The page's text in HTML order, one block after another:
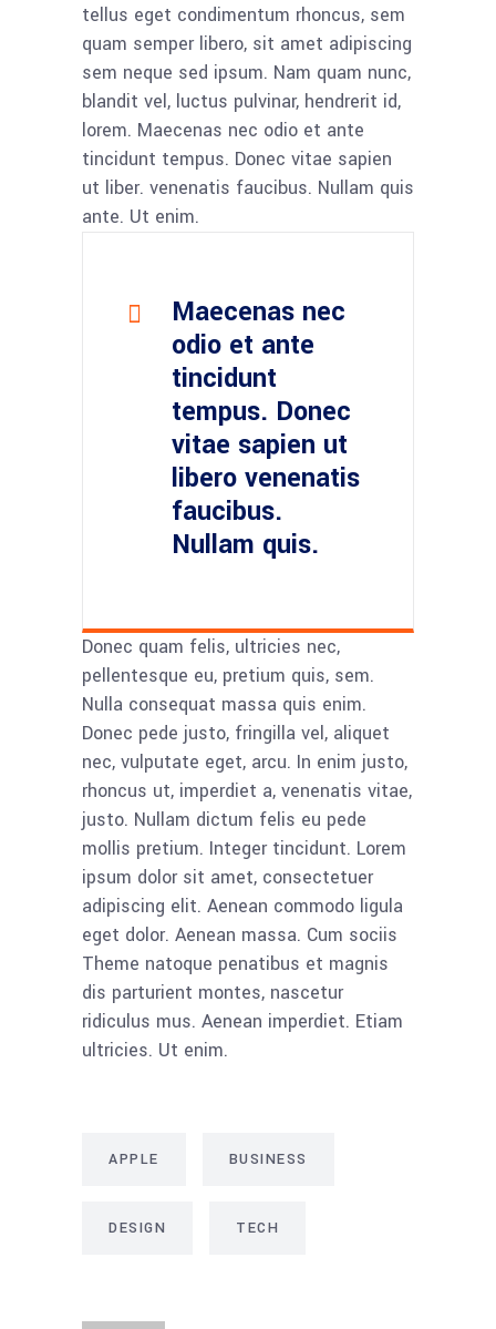
tellus eget condimentum rhoncus, sem
quam semper libero, sit amet adipiscing
sem neque sed ipsum. Nam quam nunc,
blandit vel, luctus pulvinar, hendrerit id,
lorem. Maecenas nec odio et ante
tincidunt tempus. Donec vitae sapien
ut liber. venenatis faucibus. Nullam quis
ante. Ut enim.
Maecenas nec
odio et ante
tincidunt
tempus. Donec
vitae sapien ut
libero venenatis
faucibus.
Nullam quis.
Donec quam felis, ultricies nec,
pellentesque eu, pretium quis, sem.
Nulla consequat massa quis enim.
Donec pede justo, fringilla vel, aliquet
nec, vulputate eget, arcu. In enim justo,
rhoncus ut, imperdiet a, venenatis vitae,
justo. Nullam dictum felis eu pede
mollis pretium. Integer tincidunt. Lorem
ipsum dolor sit amet, consectetuer
adipiscing elit. Aenean commodo ligula
eget dolor. Aenean massa. Cum sociis
Theme natoque penatibus et magnis
dis parturient montes, nascetur
ridiculus mus. Aenean imperdiet. Etiam
ultricies. Ut enim.
APPLE BUSINESS
DESIGN TECH